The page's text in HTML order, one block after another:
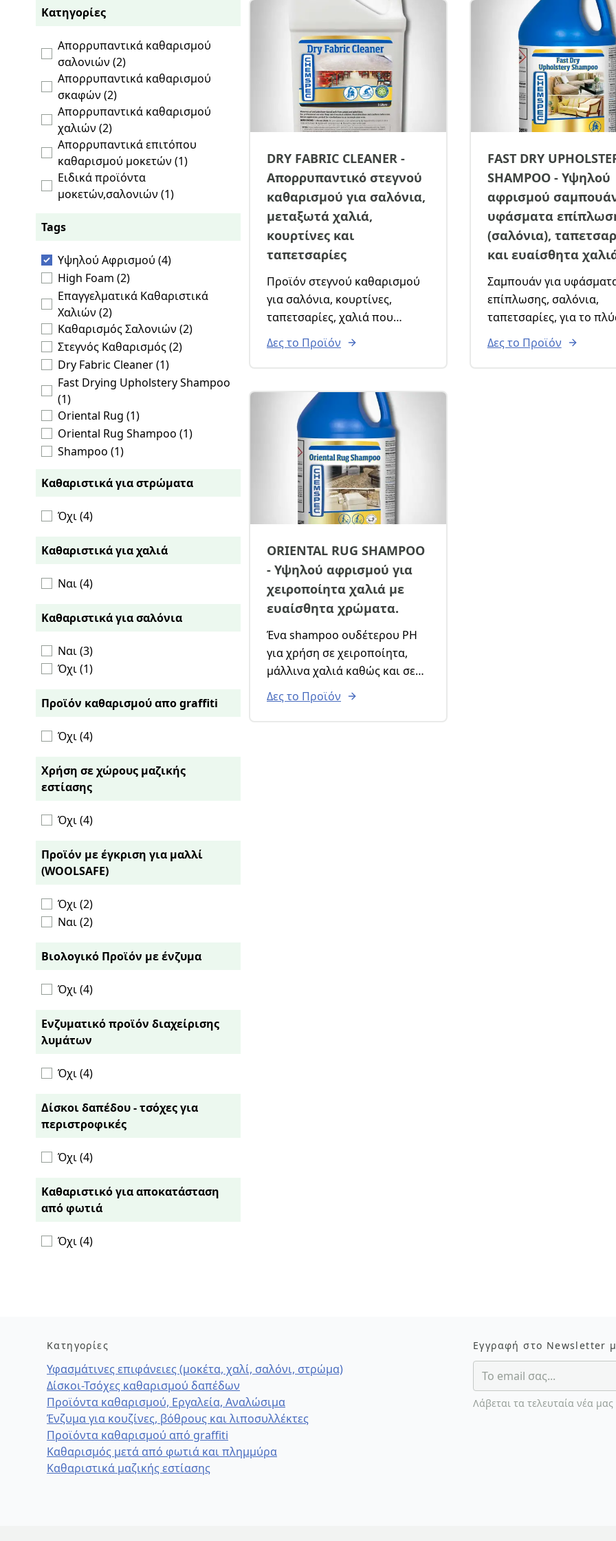
Κατηγορίες
Απορρυπαντικά καθαρισμού
σαλονιών (2)
Απορρυπαντικά καθαρισμού
σκαφών (2)
Απορρυπαντικά καθαρισμού
χαλιών (2)
Απορρυπαντικά επιτόπου
καθαρισμού μοκετών (1)
Ειδικά προϊόντα
μοκετών,σαλονιών (1)
Tags
Υψηλού Αφρισμού (4)
High Foam (2)
Επαγγελματικά Καθαριστικά
Χαλιών (2)
Καθαρισμός Σαλονιών (2)
Στεγνός Καθαρισμός (2)
Dry Fabric Cleaner (1)
Fast Drying Upholstery Shampoo
(1)
Oriental Rug (1)
Oriental Rug Shampoo (1)
Shampoo (1)
Απορρυπαντικό (1)
Απορρυπαντικό Για Χαλιά (1)
Καθαρισμός Με Αφρό (1)
Καθαριστικό (1)
Καθαριστικό Για Χαλιά (1)
Καθαριστικό Για Χειροποίητα (1)
Χειροποίητα Χαλιά (1)
Καθαριστικά για στρώματα
Όχι (4)
Καθαριστικά για χαλιά
Ναι (4)
Καθαριστικά για σαλόνια
Ναι (3)
Όχι (1)
Προϊόν καθαρισμού απο graffiti
Όχι (4)
Χρήση σε χώρους μαζικής
εστίασης
Όχι (4)
Προϊόν με έγκριση για μαλλί
(WOOLSAFE)
Όχι (2)
Ναι (2)
Βιολογικό Προϊόν με ένζυμα
Όχι (4)
Ενζυματικό προϊόν διαχείρισης
λυμάτων
Όχι (4)
Δίσκοι δαπέδου - τσόχες για
περιστροφικές
Όχι (4)
Καθαριστικό για αποκατάσταση
από φωτιά
Όχι (4)
DRY FABRIC CLEANER -
Απορρυπαντικό στεγνού
καθαρισμού για σαλόνια,
μεταξωτά χαλιά,
κουρτίνες και
ταπετσαρίες
Προϊόν στεγνού καθαρισμού
για σαλόνια, κουρτίνες,
ταπετσαρίες, χαλιά που
ξεβάφουν εύκολα.
Δες το Προϊόν
FAST DRY
SHAMPOO - Υψηλού
αφρισμού
υφάσματα
(σαλόνια),
και ευαίσθητα
Σαμπουάν για
επίπλωσης, σαλόνια,
ταπετσαρίες, για το
με μηχανή αφρού ή
χειρωνακτικά. Ασφαλές
Δες το Προϊόν
ORIENTAL RUG SHAMPOO
- Υψηλού αφρισμού για
χειροποίητα χαλιά με
ευαίσθητα χρώματα.
Ένα shampoo ουδέτερου PH
για χρήση σε χειροποίητα,
μάλλινα χαλιά καθώς και σε
άλλα εξειδικευμένα
υφάσματα.
Δες το Προϊόν
Κατηγορίες
Υφασμάτινες επιφάνειες (μοκέτα, χαλί, σαλόνι, στρώμα)
Δίσκοι-Τσόχες καθαρισμού δαπέδων
Προϊόντα καθαρισμού, Εργαλεία, Αναλώσιμα
Ένζυμα για κουζίνες, βόθρους και λιποσυλλέκτες
Προϊόντα καθαρισμού από graffiti
Καθαρισμός μετά από φωτιά και πλημμύρα
Καθαριστικά μαζικής εστίασης
Εγγραφή στο Newsletter
Λάβεται τα τελευταία νέα μας